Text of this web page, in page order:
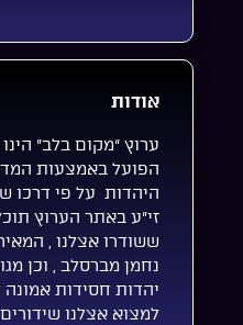
אודות
ערוץ “מקום בלב”
הפועל באמצעות
היהדות על פי דרכו
זי”ע באתר הערוץ
ששודרו אצלנו ,
נחמן מברסלב , וכן
יהדות חסידות אמונה
למצוא אצלנו